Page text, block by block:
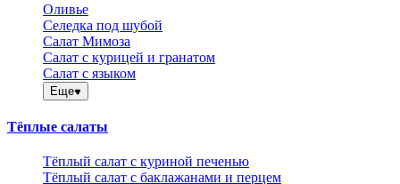
Оливье
Селедка под шубой
Салат Мимоза
Салат с курицей и гранатом
Салат с языком
Еще
Тёплые салаты
Тёплый салат с куриной печенью
Тёплый салат с баклажанами и перцем